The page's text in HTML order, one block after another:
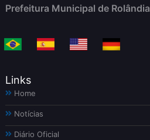
Prefeitura Municipal de Rolândia
Links
Home
Notícias
Diário Oficial